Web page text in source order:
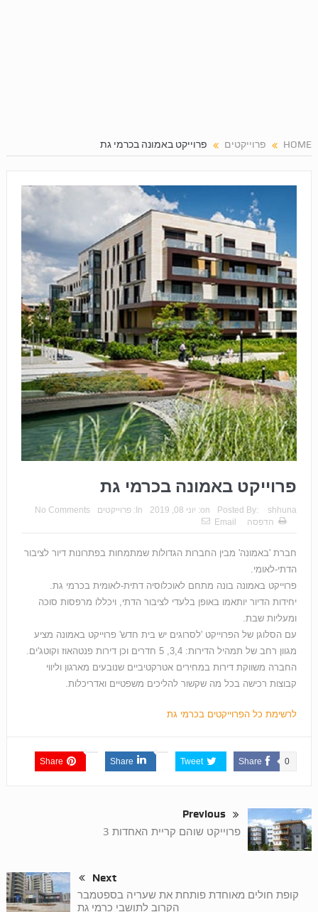
HOME פרוייקטים פרוייקט באמונה בכרמי גת
פרוייקט באמונה בכרמי גת
Posted By: shhuna
on: יוני 08, 2019 In: פרוייקטים
No Comments
הדפסה
Email
חברת 'באמונה' מבין החברות הגדולות שמתמחות בפתרונות דיור לציבור
הדתי-לאומי.
פרוייקט באמונה בונה מתחם לאוכלוסיה דתית-לאומית בכרמי גת.
יחידות הדיור יותאמו באופן בלעדי לציבור הדתי, ויכללו מרפסות סוכה
ומעליות שבת.
עם הסלוגן של הפרוייקט 'לסרוגים יש בית חדש' פרוייקט באמונה מציע
מגוון רחב של תמהיל הדירות: 3,4, 5 חדרים וכן דירות פנטהאוז וקוטג'ים.
החברה משווקת דירות במחירים אטרקטיביים שנובעים מארגון וליווי
קבוצות רכישה בכל מה שקשור להליכים משפטיים ואדריכלות.
לרשימת כל הפרוייקטים בכרמי גת
Share 0
Tweet
Share
Share
Previous
פרוייקט שוהם קריית האחדות 3
Next
קופת חולים מאוחדת פותחת את שעריה בספטמבר
הקרוב לתושבי כרמי גת